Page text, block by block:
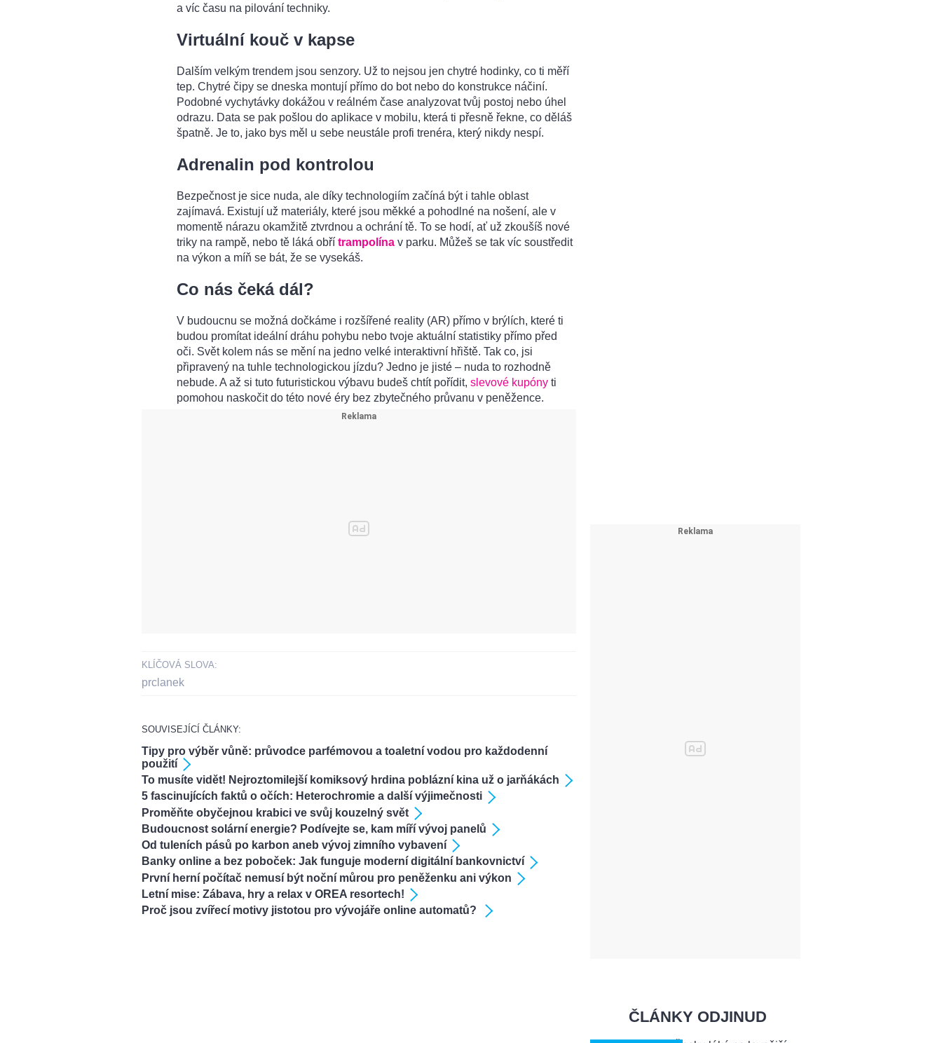
a víc času na pilování techniky.
Virtuální kouč v kapse
Dalším velkým trendem jsou senzory. Už to nejsou jen chytré hodinky, co ti měří
tep. Chytré čipy se dneska montují přímo do bot nebo do konstrukce náčiní.
Podobné vychytávky dokážou v reálném čase analyzovat tvůj postoj nebo úhel
odrazu. Data se pak pošlou do aplikace v mobilu, která ti přesně řekne, co děláš
špatně. Je to, jako bys měl u sebe neustále profi trenéra, který nikdy nespí.
Adrenalin pod kontrolou
Bezpečnost je sice nuda, ale díky technologiím začíná být i tahle oblast
zajímavá. Existují už materiály, které jsou měkké a pohodlné na nošení, ale v
momentě nárazu okamžitě ztvrdnou a ochrání tě. To se hodí, ať už zkoušíš nové
triky na rampě, nebo tě láká obří trampolína v parku. Můžeš se tak víc soustředit
na výkon a míň se bát, že se vysekáš.
Co nás čeká dál?
V budoucnu se možná dočkáme i rozšířené reality (AR) přímo v brýlích, které ti
budou promítat ideální dráhu pohybu nebo tvoje aktuální statistiky přímo před
oči. Svět kolem nás se mění na jedno velké interaktivní hřiště. Tak co, jsi
připravený na tuhle technologickou jízdu? Jedno je jisté – nuda to rozhodně
nebude. A až si tuto futuristickou výbavu budeš chtít pořídit, slevové kupóny ti
pomohou naskočit do této nové éry bez zbytečného průvanu v peněžence.
KLÍČOVÁ SLOVA:
prclanek
SOUVISEJÍCÍ ČLÁNKY:
Tipy pro výběr vůně: průvodce parfémovou a toaletní vodou pro každodenní
použití
To musíte vidět! Nejroztomilejší komiksový hrdina poblázní kina už o jarňákách
5 fascinujících faktů o očích: Heterochromie a další výjimečnosti
Proměňte obyčejnou krabici ve svůj kouzelný svět
Budoucnost solární energie? Podívejte se, kam míří vývoj panelů
Od tuleních pásů po karbon aneb vývoj zimního vybavení
Banky online a bez poboček: Jak funguje moderní digitální bankovnictví
První herní počítač nemusí být noční můrou pro peněženku ani výkon
Letní mise: Zábava, hry a relax v OREA resortech!
Proč jsou zvířecí motivy jistotou pro vývojáře online automatů?
ČLÁNKY ODJINUD